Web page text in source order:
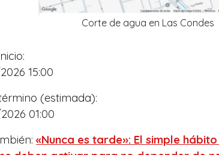
Corte de agua en Las Condes
15:00
(estimada):
01:00
«Nunca es tarde»: El simple